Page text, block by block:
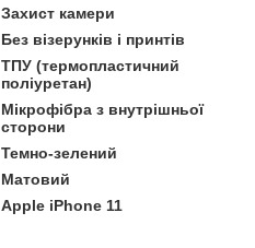
Захист камери
Без візерунків і принтів
ТПУ (термопластичний
поліуретан)
Мікрофібра з внутрішньої
сторони
Темно-зелений
Матовий
Apple iPhone 11